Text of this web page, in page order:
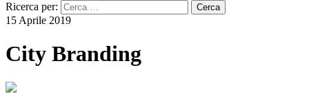
Ricerca per:
15 Aprile 2019
City Branding